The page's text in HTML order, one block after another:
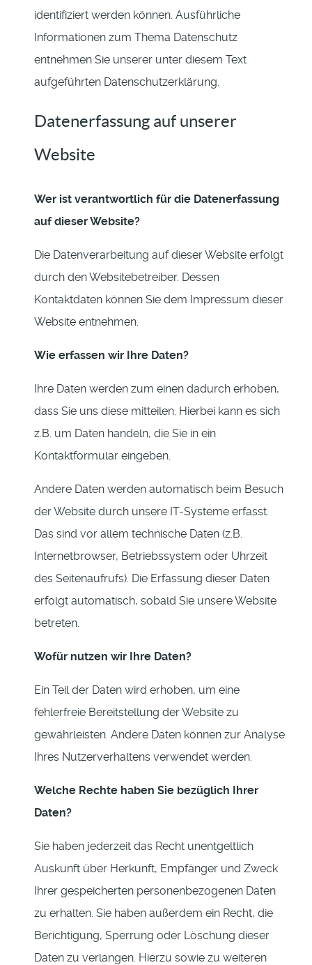
identifiziert werden können. Ausführliche
Informationen zum Thema Datenschutz
entnehmen Sie unserer unter diesem Text
aufgeführten Datenschutzerklärung.
Datenerfassung auf unserer
Website
Wer ist verantwortlich für die Datenerfassung
auf dieser Website?
Die Datenverarbeitung auf dieser Website erfolgt
durch den Websitebetreiber. Dessen
Kontaktdaten können Sie dem Impressum dieser
Website entnehmen.
Wie erfassen wir Ihre Daten?
Ihre Daten werden zum einen dadurch erhoben,
dass Sie uns diese mitteilen. Hierbei kann es sich
z.B. um Daten handeln, die Sie in ein
Kontaktformular eingeben.
Andere Daten werden automatisch beim Besuch
der Website durch unsere IT-Systeme erfasst.
Das sind vor allem technische Daten (z.B.
Internetbrowser, Betriebssystem oder Uhrzeit
des Seitenaufrufs). Die Erfassung dieser Daten
erfolgt automatisch, sobald Sie unsere Website
betreten.
Wofür nutzen wir Ihre Daten?
Ein Teil der Daten wird erhoben, um eine
fehlerfreie Bereitstellung der Website zu
gewährleisten. Andere Daten können zur Analyse
Ihres Nutzerverhaltens verwendet werden.
Welche Rechte haben Sie bezüglich Ihrer
Daten?
Sie haben jederzeit das Recht unentgeltlich
Auskunft über Herkunft, Empfänger und Zweck
Ihrer gespeicherten personenbezogenen Daten
zu erhalten. Sie haben außerdem ein Recht, die
Berichtigung, Sperrung oder Löschung dieser
Daten zu verlangen. Hierzu sowie zu weiteren